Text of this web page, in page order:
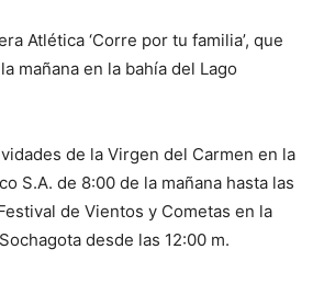
Atlética ‘Corre por tu familia’, que
mañana en la bahía del Lago
de la Virgen del Carmen en la
S.A. de 8:00 de la mañana hasta las
de Vientos y Cometas en la
desde las 12:00 m.